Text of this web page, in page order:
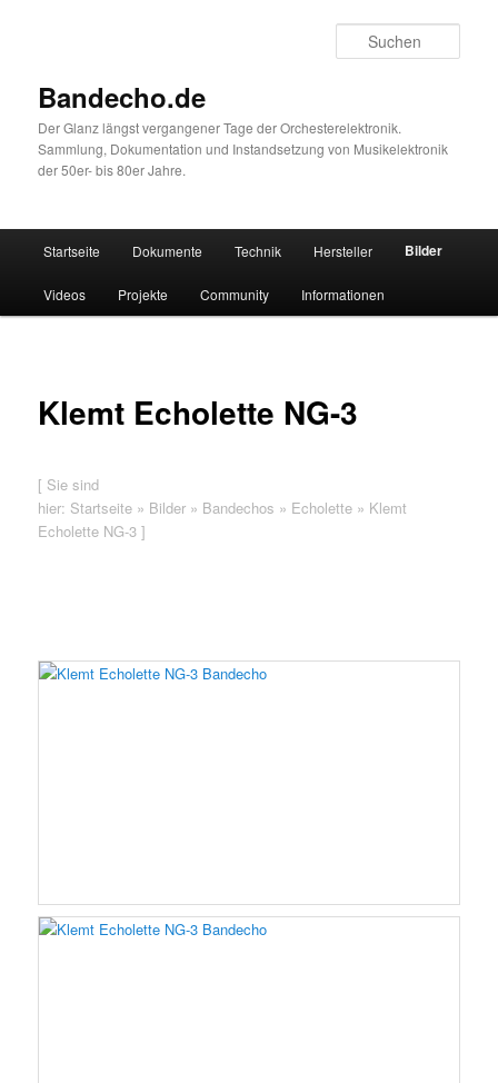
Bandecho.de
Der Glanz längst vergangener Tage der Orchesterelektronik.
Sammlung, Dokumentation und Instandsetzung von Musikelektronik
der 50er- bis 80er Jahre.
Startseite Dokumente Technik Hersteller Bilder
Videos Projekte Community Informationen
Klemt Echolette NG-3
[ Sie sind
hier: Startseite » Bilder » Bandechos » Echolette » Klemt
Echolette NG-3 ]